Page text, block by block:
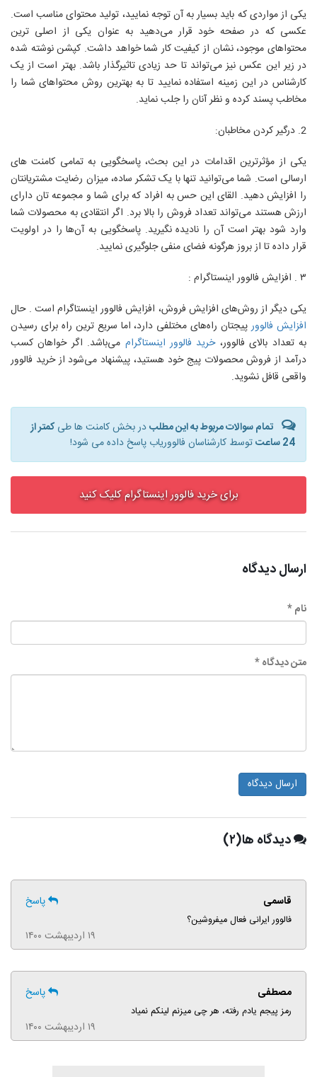
یکی از مواردی که باید بسیار به آن توجه نمایید، تولید محتوای مناسب است.
عکسی که در صفحه خود قرار می‌دهید به عنوان یکی از اصلی ترین
محتواهای موجود، نشان از کیفیت کار شما خواهد داشت. کپشن نوشته شده
در زیر این عکس نیز می‌تواند تا حد زیادی تاثیرگذار باشد. بهتر است از یک
کارشناس در این زمینه استفاده نمایید تا به بهترین روش محتواهای شما را
مخاطب پسند کرده و نظر آنان را جلب نماید.
2. درگیر کردن مخاطبان:
یکی از مؤثرترین اقدامات در این بحث، پاسخگویی به تمامی کامنت های
ارسالی است. شما می‌توانید تنها با یک تشکر ساده، میزان رضایت مشتریانتان
را افزایش دهید. القای این حس به افراد که برای شما و مجموعه تان دارای
ارزش هستند می‌تواند تعداد فروش را بالا برد. اگر انتقادی به محصولات شما
وارد شود بهتر است آن را نادیده نگیرید. پاسخگویی به آن‌ها را در اولویت
قرار داده تا از بروز هرگونه فضای منفی جلوگیری نمایید.
۳ . افزایش فالوور اینستاگرام :
یکی دیگر از روش‌های افزایش فروش، افزایش فالوور اینستاگرام است . حال
افزایش فالوورپیجتان راه‌های مختلفی دارد، اما سریع ترین راه برای رسیدن
به تعداد بالای فالوور،خرید فالوور اینستاگرام می‌باشد. اگر خواهان کسب
درآمد از فروش محصولات پیج خود هستید، پیشنهاد می‌شود از خرید فالوور
واقعی قافل نشوید.
تمام سوالات مربوط به این مطلبدر بخش کامنت ها طیکمتر از
24 ساعت
توسط کارشناسان فالووریاب پاسخ داده می شود!
برای خرید فالوور اینستاگرام کلیک کنید
ارسال دیدگاه
نام *
متن دیدگاه *
ارسال دیدگاه
دیدگاه ها(۲)
قاسمی پاسخ
فالوور ایرانی فعال میفروشین؟
۱۹ اردیبهشت ۱۴۰۰
مصطفی پاسخ
رمز پیجم یادم رفته، هر چی میزنم لینکم نمیاد
۱۹ اردیبهشت ۱۴۰۰